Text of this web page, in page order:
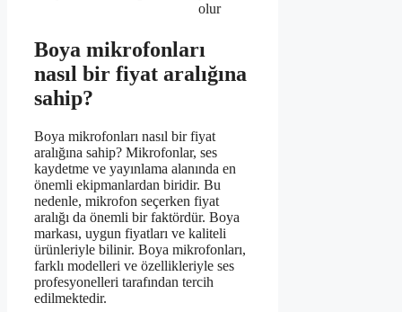
olur
Boya mikrofonları
nasıl bir fiyat aralığına
sahip?
Boya mikrofonları nasıl bir fiyat
aralığına sahip? Mikrofonlar, ses
kaydetme ve yayınlama alanında en
önemli ekipmanlardan biridir. Bu
nedenle, mikrofon seçerken fiyat
aralığı da önemli bir faktördür. Boya
markası, uygun fiyatları ve kaliteli
ürünleriyle bilinir. Boya mikrofonları,
farklı modelleri ve özellikleriyle ses
profesyonelleri tarafından tercih
edilmektedir.